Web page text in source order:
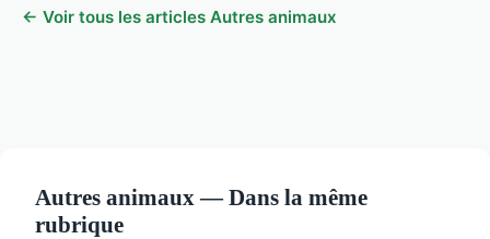
← Voir tous les articles Autres animaux
Autres animaux — Dans la même
rubrique